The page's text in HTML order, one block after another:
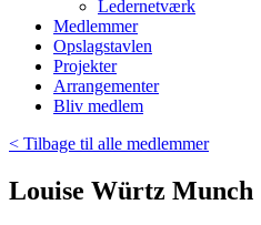
Ledernetværk
Medlemmer
Opslagstavlen
Projekter
Arrangementer
Bliv medlem
< Tilbage til alle medlemmer
Louise Würtz Munch